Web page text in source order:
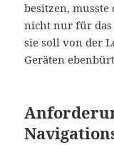
besitzen,
nicht nur für
sie soll von der
Geräten